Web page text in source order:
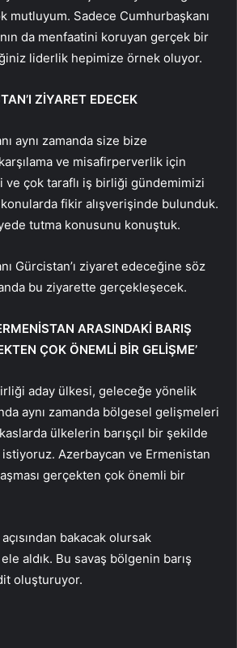
mutluyum. Sadece Cumhurbaşkanı
da menfaatini koruyan gerçek bir
liderlik hepimize örnek oluyor.
ZİYARET EDECEK
aynı zamanda size bize
ve misafirperverlik için
çok taraflı iş birliği gündemimizi
fikir alışverişinde bulunduk.
tutma konusunu konuştuk.
Gürcistan’ı ziyaret edeceğine söz
bu ziyarette gerçekleşecek.
ARASINDAKİ BARIŞ
ÇOK ÖNEMLİ BİR GELİŞME’
aday ülkesi, geleceğe yönelik
aynı zamanda bölgesel gelişmeleri
ülkelerin barışçıl bir şekilde
istiyoruz. Azerbaycan ve Ermenistan
gerçekten çok önemli bir
bakacak olursak
ele aldık. Bu savaş bölgenin barış
oluşturuyor.